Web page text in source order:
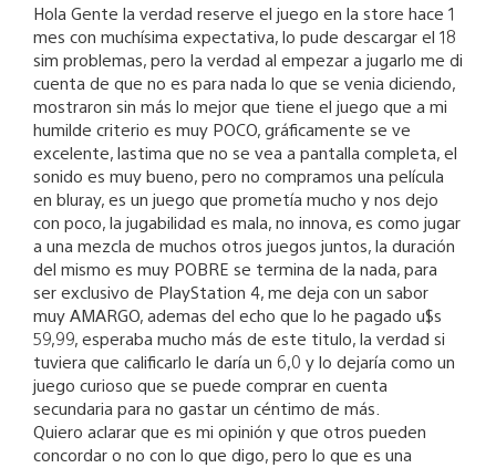
Hola Gente la verdad reserve el juego en la store hace 1
mes con muchísima expectativa, lo pude descargar el 18
sim problemas, pero la verdad al empezar a jugarlo me di
cuenta de que no es para nada lo que se venia diciendo,
mostraron sin más lo mejor que tiene el juego que a mi
humilde criterio es muy POCO, gráficamente se ve
excelente, lastima que no se vea a pantalla completa, el
sonido es muy bueno, pero no compramos una película
en bluray, es un juego que prometía mucho y nos dejo
con poco, la jugabilidad es mala, no innova, es como jugar
a una mezcla de muchos otros juegos juntos, la duración
del mismo es muy POBRE se termina de la nada, para
ser exclusivo de PlayStation 4, me deja con un sabor
muy AMARGO, ademas del echo que lo he pagado u$s
59,99, esperaba mucho más de este titulo, la verdad si
tuviera que calificarlo le daría un 6,0 y lo dejaría como un
juego curioso que se puede comprar en cuenta
secundaria para no gastar un céntimo de más.
Quiero aclarar que es mi opinión y que otros pueden
concordar o no con lo que digo, pero lo que es una